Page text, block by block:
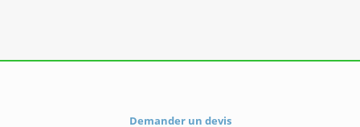
Demander un devis